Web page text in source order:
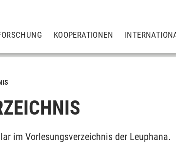
KOOPERATIONEN
im Vorlesungsverzeichnis der Leuphana.